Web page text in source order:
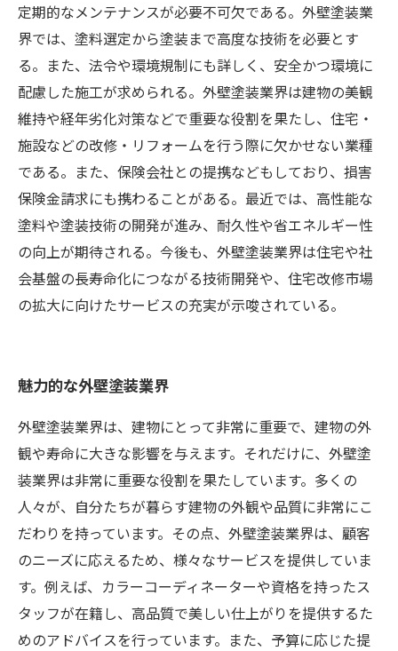
定期的なメンテナンスが必要不可欠である。外壁塗装業
界では、塗料選定から塗装まで高度な技術を必要とす
る。また、法令や環境規制にも詳しく、安全かつ環境に
配慮した施工が求められる。外壁塗装業界は建物の美観
維持や経年劣化対策などで重要な役割を果たし、住宅・
施設などの改修・リフォームを行う際に欠かせない業種
である。また、保険会社との提携などもしており、損害
保険金請求にも携わることがある。最近では、高性能な
塗料や塗装技術の開発が進み、耐久性や省エネルギー性
の向上が期待される。今後も、外壁塗装業界は住宅や社
会基盤の長寿命化につながる技術開発や、住宅改修市場
の拡大に向けたサービスの充実が示唆されている。
魅力的な外壁塗装業界
外壁塗装業界は、建物にとって非常に重要で、建物の外
観や寿命に大きな影響を与えます。それだけに、外壁塗
装業界は非常に重要な役割を果たしています。多くの
人々が、自分たちが暮らす建物の外観や品質に非常にこ
だわりを持っています。その点、外壁塗装業界は、顧客
のニーズに応えるため、様々なサービスを提供していま
す。例えば、カラーコーディネーターや資格を持ったス
タッフが在籍し、高品質で美しい仕上がりを提供するた
めのアドバイスを行っています。また、予算に応じた提